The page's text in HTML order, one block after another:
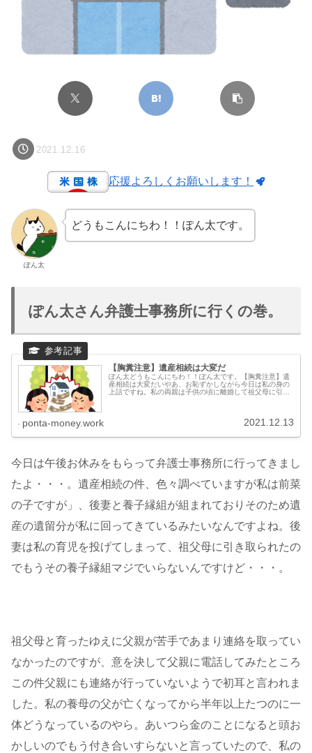
2021.12.16
応援よろしくお願いします！
ぽん太
どうもこんにちわ！！ぽん太です。
ぽん太さん弁護士事務所に行くの巻。
【胸糞注意】遺産相続は大変だ
ぽん太どうもこんにちわ！！ぽん太です。【胸糞注意】遺
産相続は大変だいやあ、お恥ずかしながら今日は私の身の
上話ですね。私の両親は子供の頃に離婚して祖父母に引き
ponta-money.work 2021.12.13
今日は午後お休みをもらって弁護士事務所に行ってきまし
たよ・・・。遺産相続の件、色々調べていますが私は前菜
の子ですが」、後妻と養子縁組が組まれておりそのため遺
産の遺留分が私に回ってきているみたいなんですよね。後
妻は私の育児を投げてしまって、祖父母に引き取られたの
でもうその養子縁組マジでいらないんですけど・・・。
祖父母と育ったゆえに父親が苦手であまり連絡を取ってい
なかったのですが、意を決して父親に電話してみたところ
この件父親にも連絡が行っていないようで初耳と言われま
した。私の養母の父が亡くなってから半年以上たつのに一
体どうなっているのやら。あいつら金のことになると頭お
かしいのでもう付き合いすらないと言っていたので、私の